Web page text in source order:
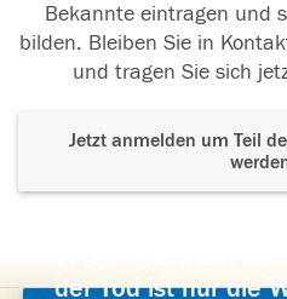
Bekannte eintragen und
bilden. Bleiben Sie in
und tragen Sie sich
Jetzt anmelden um Teil
der Tod ist nur die